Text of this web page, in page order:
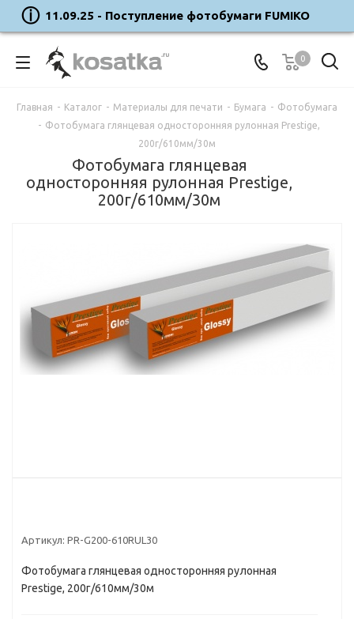
11.09.25 - Поступление фотобумаги FUMIKO
0
Главная - Каталог - Материалы для печати - Бумага - Фотобумага
- Фотобумага глянцевая односторонняя рулонная Prestige,
200г/610мм/30м
Фотобумага глянцевая
односторонняя рулонная Prestige,
200г/610мм/30м
Артикул: PR-G200-610RUL30
Фотобумага глянцевая односторонняя рулонная
Prestige, 200г/610мм/30м